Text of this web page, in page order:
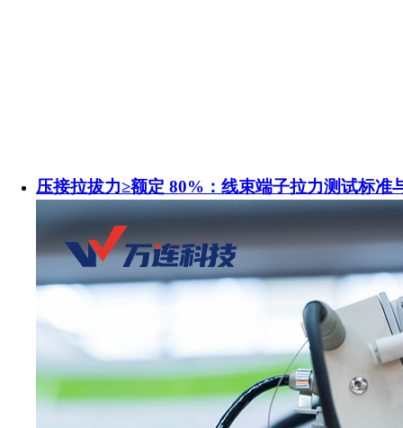
压接拉拔力≥额定 80%：线束端子拉力测试标准